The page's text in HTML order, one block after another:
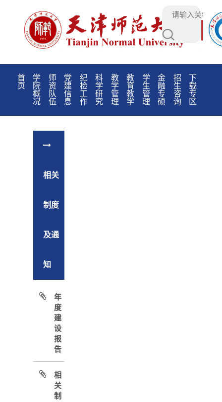
首
页
学
院
概
况
师
资
队
伍
党
建
信
息
纪
检
工
作
科
学
研
究
教
学
管
理
教
育
教
学
学
生
管
理
金
融
专
硕
招
生
咨
询
下
载
专
区
相关
制度
及通
知
年
度
建
设
报
告
相
关
制